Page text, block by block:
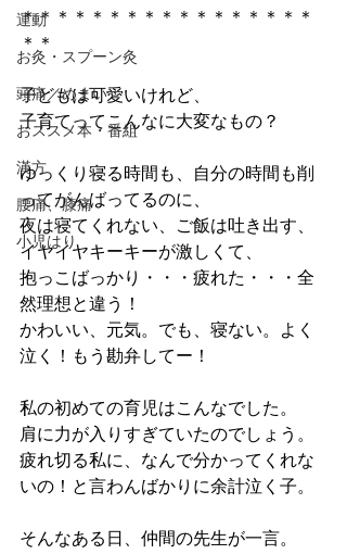
運動
お灸・スプーン灸
頭痛／めまい
おススメ本・番組
漢方
腰痛、膝痛
小児はり
＊＊＊＊＊＊＊＊＊＊＊＊＊＊＊＊＊
＊＊
子どもは可愛いけれど、
子育てってこんなに大変なもの？
ゆっくり寝る時間も、自分の時間も削
ってがんばってるのに、
夜は寝てくれない、ご飯は吐き出す、
イヤイヤキーキーが激しくて、
抱っこばっかり・・・疲れた・・・全
然理想と違う！
かわいい、元気。でも、寝ない。よく
泣く！もう勘弁してー！
私の初めての育児はこんなでした。
肩に力が入りすぎていたのでしょう。
疲れ切る私に、なんで分かってくれな
いの！と言わんばかりに余計泣く子。
そんなある日、仲間の先生が一言。